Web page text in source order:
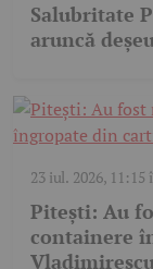
Salubritate
aruncă
23 iul. 2026, 11:15
Pitești: Au
containere